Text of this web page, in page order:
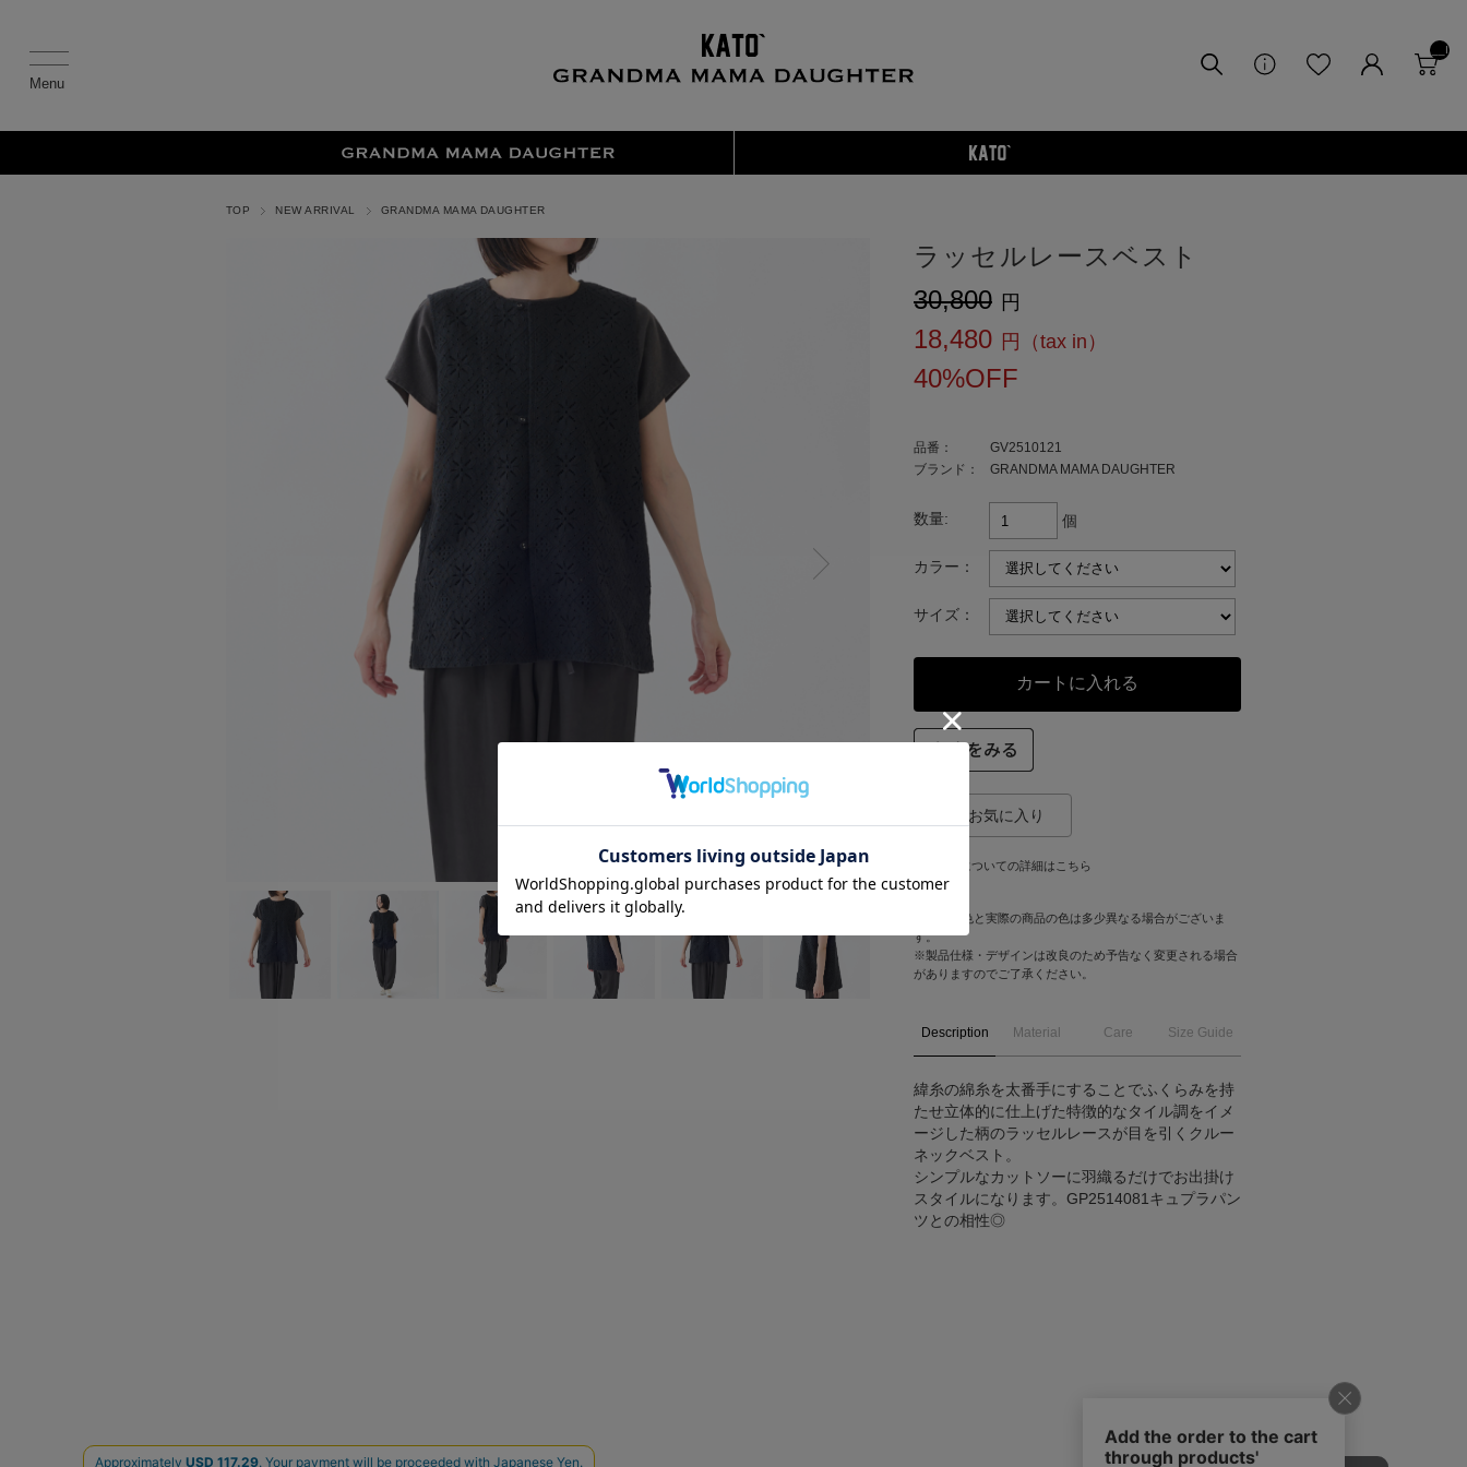
__I
TM
TOP NEW ARRIVAL GRANDMA MAMA DAUGHTER
N
ex
ラッセルレースベスト
¥30,800
¥18,480
40%OFF
品番：
GV2510121
ブランド：
GRANDMA MAMA DAUGHTER
カラー：
サイズ：
数量: 個
返品についての詳細はこちら
※写真の色と実際の商品の色は多少異なる場合がございま
す。
※製品仕様・デザインは改良のため予告なく変更される場合
がありますのでご了承ください。
Description Material Care Size Guide
緯糸の綿糸を太番手にすることでふくらみを持
たせ立体的に仕上げた特徴的なタイル調をイメ
ージした柄のラッセルレースが目を引くクルー
ネックベスト。
シンプルなカットソーに羽織るだけでお出掛け
スタイルになります。GP2514081キュプラパン
ツとの相性◎